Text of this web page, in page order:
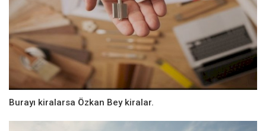
Burayı kiralarsa Özkan Bey kiralar.